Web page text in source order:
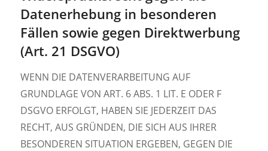
Datenerhebung in besonderen
Fällen sowie gegen Direktwerbung
(Art. 21 DSGVO)
WENN DIE DATENVERARBEITUNG AUF
GRUNDLAGE VON ART. 6 ABS. 1 LIT. E ODER F
DSGVO ERFOLGT, HABEN SIE JEDERZEIT DAS
RECHT, AUS GRÜNDEN, DIE SICH AUS IHRER
BESONDEREN SITUATION ERGEBEN, GEGEN DIE